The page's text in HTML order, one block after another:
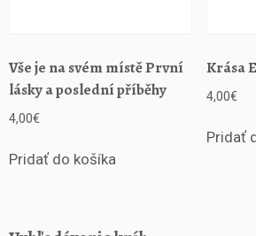
Vše je na svém místě První
lásky a poslední příběhy
4,00€
Pridať do košíka
Krása
4,00€
Pridať